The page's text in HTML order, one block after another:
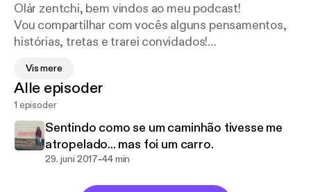
Olár zentchi, bem vindos ao meu podcast!
Vou compartilhar com vocês alguns pensamentos,
histórias, tretas e trarei convidados!
esse será o meu cantinho especifico para falar sobre
isso, pois como eu falo demais, acho que esse é o
melhor canal... melhor até que o youtube.
Que por falar nisso, não deixem de conferir:http://w
ww.youtube.com/wonderwanny
Vis mere
Alle episoder
1 episoder
Sentindo como se um caminhão tivesse me
atropelado... mas foi um carro.
29. juni 2017-44 min